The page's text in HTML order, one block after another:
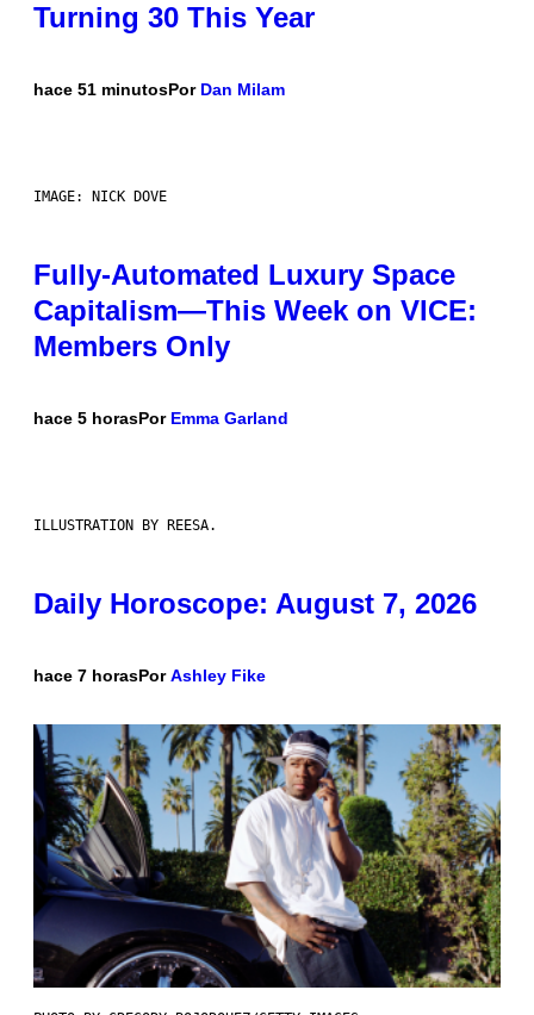
Turning 30 This Year
hace 51 minutosPor Dan Milam
IMAGE: NICK DOVE
Fully-Automated Luxury Space
Capitalism—This Week on VICE:
Members Only
hace 5 horasPor Emma Garland
ILLUSTRATION BY REESA.
Daily Horoscope: August 7, 2026
hace 7 horasPorAshley Fike